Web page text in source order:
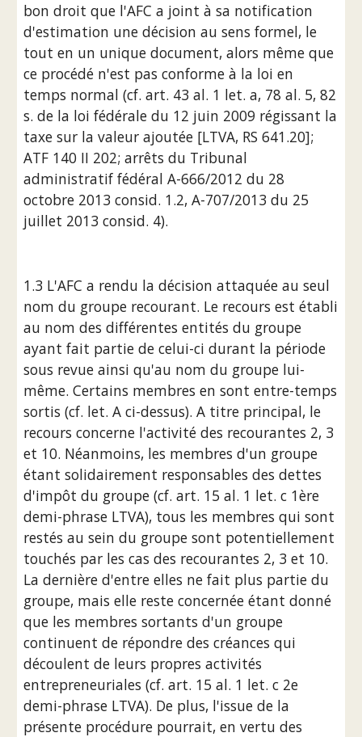
bon droit que l'AFC a joint à sa notification
d'estimation une décision au sens formel, le
tout en un unique document, alors même que
ce procédé n'est pas conforme à la loi en
temps normal (cf. art. 43 al. 1 let. a, 78 al. 5, 82
s. de la loi fédérale du 12 juin 2009 régissant la
taxe sur la valeur ajoutée [LTVA, RS 641.20];
ATF 140 II 202; arrêts du Tribunal
administratif fédéral A-666/2012 du 28
octobre 2013 consid. 1.2, A-707/2013 du 25
juillet 2013 consid. 4).
1.3 L'AFC a rendu la décision attaquée au seul
nom du groupe recourant. Le recours est établi
au nom des différentes entités du groupe
ayant fait partie de celui-ci durant la période
sous revue ainsi qu'au nom du groupe lui-
même. Certains membres en sont entre-temps
sortis (cf. let. A ci-dessus). A titre principal, le
recours concerne l'activité des recourantes 2, 3
et 10. Néanmoins, les membres d'un groupe
étant solidairement responsables des dettes
d'impôt du groupe (cf. art. 15 al. 1 let. c 1ère
demi-phrase LTVA), tous les membres qui sont
restés au sein du groupe sont potentiellement
touchés par les cas des recourantes 2, 3 et 10.
La dernière d'entre elles ne fait plus partie du
groupe, mais elle reste concernée étant donné
que les membres sortants d'un groupe
continuent de répondre des créances qui
découlent de leurs propres activités
entrepreneuriales (cf. art. 15 al. 1 let. c 2e
demi-phrase LTVA). De plus, l'issue de la
présente procédure pourrait, en vertu des